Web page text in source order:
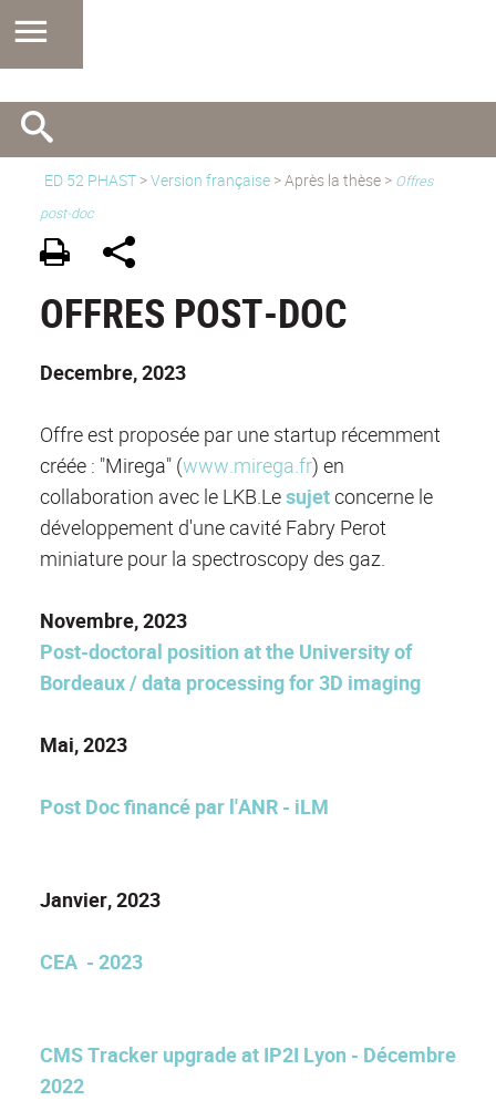
ED 52 PHAST >Version française > Après la thèse > Offres
post-doc
OFFRES POST-DOC
Decembre, 2023
Offre est proposée par une startup récemment
créée : "Mirega" (www.mirega.fr) en
collaboration avec le LKB.Lesujetconcerne le
développement d'une cavité Fabry Perot
miniature pour la spectroscopy des gaz.
Novembre, 2023
Post-doctoral position at the University of
Bordeaux / data processing for 3D imaging
Mai, 2023
Post Doc financé par l'ANR - iLM
Janvier, 2023
CEA - 2023
CMS Tracker upgrade at IP2I Lyon - Décembre
2022